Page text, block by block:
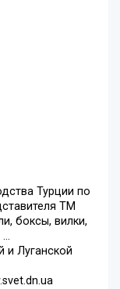
Турции по
ТМ
боксы, вилки,
…
и Луганской